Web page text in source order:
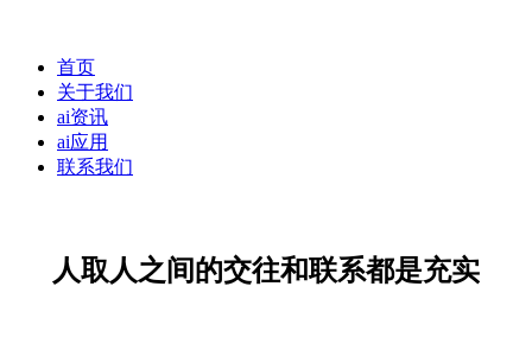
首页
关于我们
ai资讯
ai应用
联系我们
人取人之间的交往和联系都是充实